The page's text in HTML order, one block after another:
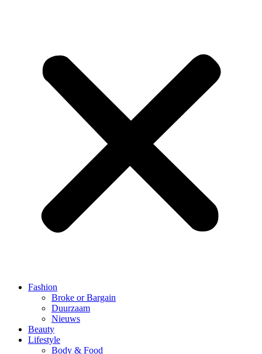
Fashion
Broke or Bargain
Duurzaam
Nieuws
Beauty
Lifestyle
Body & Food